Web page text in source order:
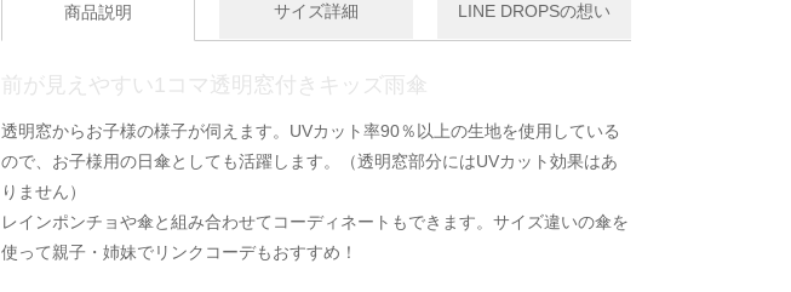
商品説明 サイズ詳細 LINE DROPSの想い
前が見えやすい1コマ透明窓付きキッズ雨傘
透明窓からお子様の様子が伺えます。UVカット率90％以上の生地を使用している
ので、お子様用の日傘としても活躍します。（透明窓部分にはUVカット効果はあ
りません）
レインポンチョや傘と組み合わせてコーディネートもできます。サイズ違いの傘を
使って親子・姉妹でリンクコーデもおすすめ！